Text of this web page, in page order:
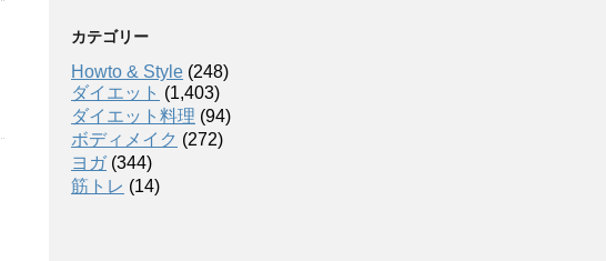
カテゴリー
Howto & Style (248)
ダイエット (1,403)
ダイエット料理 (94)
ボディメイク (272)
ヨガ(344)
筋トレ (14)